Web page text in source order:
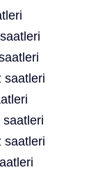
saatleri
saatleri
saatleri